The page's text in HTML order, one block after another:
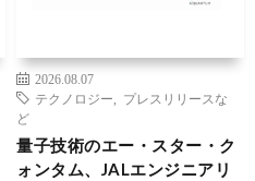
2026.08.07
テクノロジー
プレスリリースな
ど
量子技術のエー・スター・ク
ォンタム、JALエンジニアリ